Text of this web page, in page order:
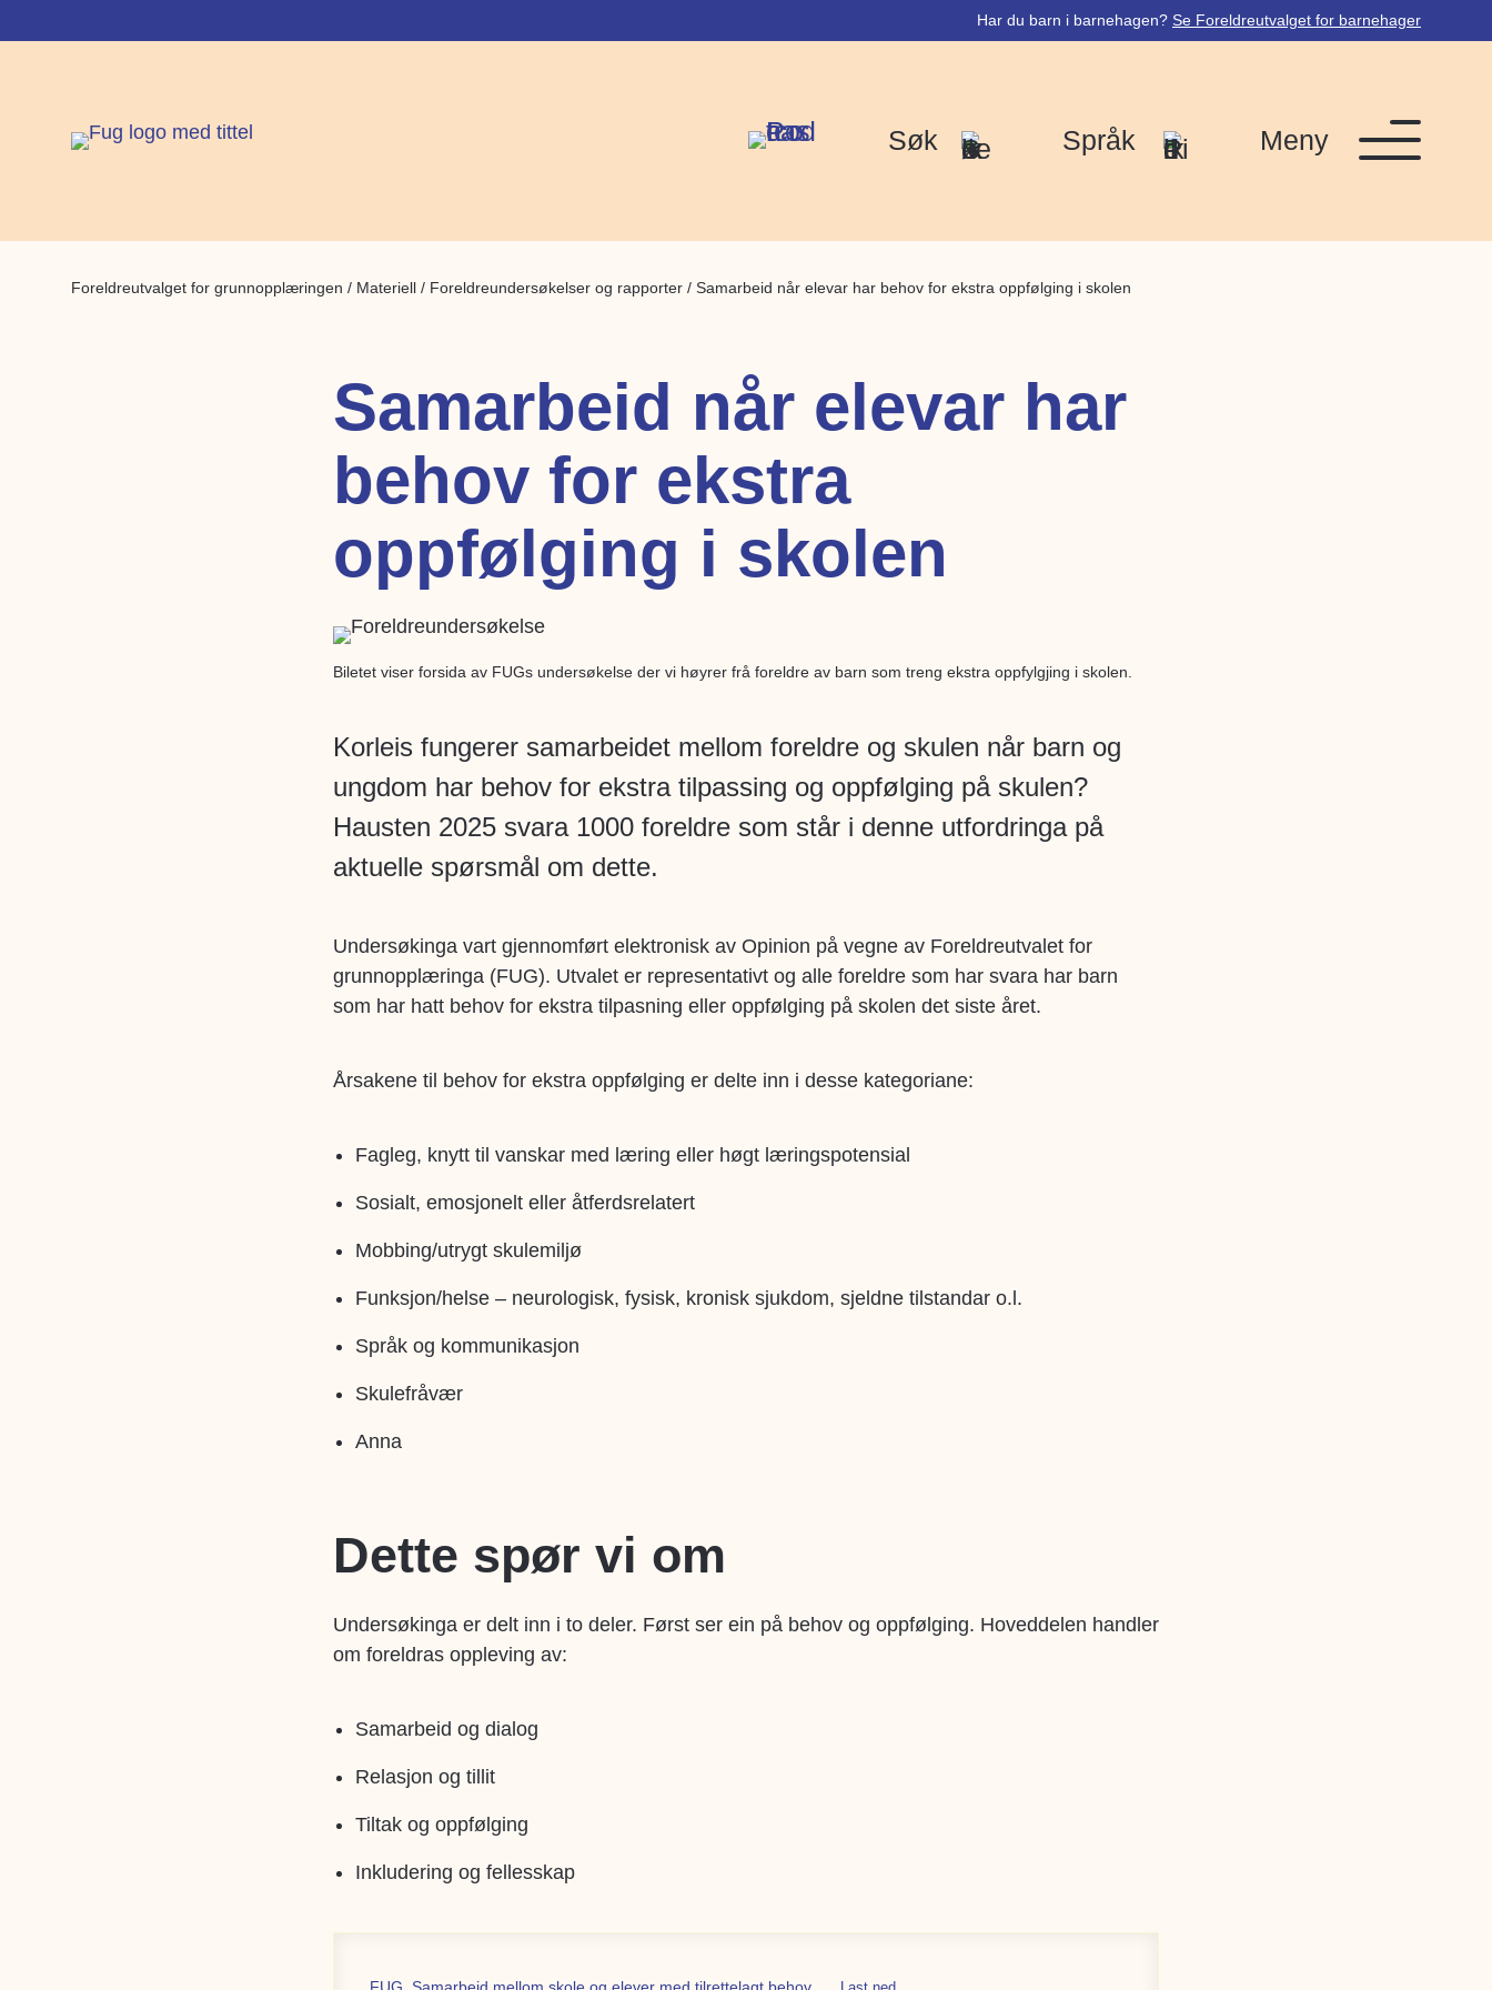
Har du barn i barnehagen? Se Foreldreutvalget for barnehager
Søk Språk Meny
Foreldreutvalget for grunnopplæringen / Materiell / Foreldreundersøkelser og rapporter / Samarbeid når elevar har behov for ekstra oppfølging i skolen
Samarbeid når elevar har
behov for ekstra
oppfølging i skolen
Biletet viser forsida av FUGs undersøkelse der vi høyrer frå foreldre av barn som treng ekstra oppfylgjing i skolen.
Korleis fungerer samarbeidet mellom foreldre og skulen når barn og
ungdom har behov for ekstra tilpassing og oppfølging på skulen?
Hausten 2025 svara 1000 foreldre som står i denne utfordringa på
aktuelle spørsmål om dette.
Undersøkinga vart gjennomført elektronisk av Opinion på vegne av Foreldreutvalet for
grunnopplæringa (FUG). Utvalet er representativt og alle foreldre som har svara har barn
som har hatt behov for ekstra tilpasning eller oppfølging på skolen det siste året.
Årsakene til behov for ekstra oppfølging er delte inn i desse kategoriane:
Fagleg, knytt til vanskar med læring eller høgt læringspotensial
Sosialt, emosjonelt eller åtferdsrelatert
Mobbing/utrygt skulemiljø
Funksjon/helse – neurologisk, fysisk, kronisk sjukdom, sjeldne tilstandar o.l.
Språk og kommunikasjon
Skulefråvær
Anna
Dette spør vi om
Undersøkinga er delt inn i to deler. Først ser ein på behov og oppfølging. Hoveddelen handler
om foreldras oppleving av:
Samarbeid og dialog
Relasjon og tillit
Tiltak og oppfølging
Inkludering og fellesskap
FUG_Samarbeid mellom skole og elever med tilrettelagt behov Last ned